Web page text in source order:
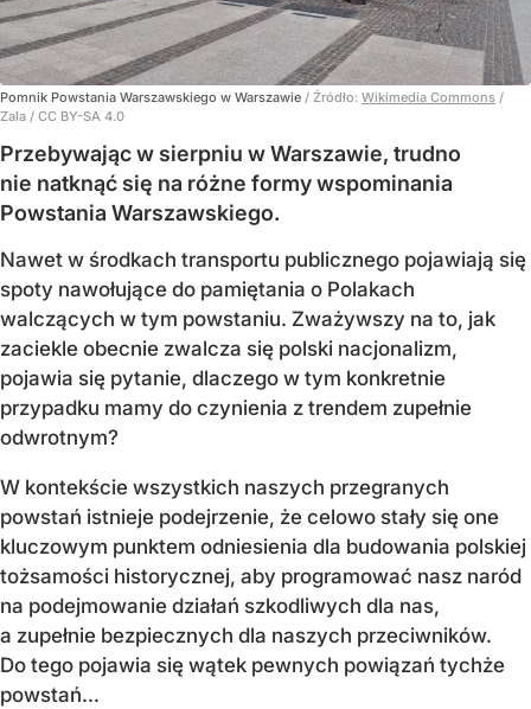
Pomnik Powstania Warszawskiego w Warszawie / Źródło: Wikimedia Commons /
Zala / CC BY-SA 4.0
Przebywając w sierpniu w Warszawie, trudno
nie natknąć się na różne formy wspominania
Powstania Warszawskiego.
Nawet w środkach transportu publicznego pojawiają się
spoty nawołujące do pamiętania o Polakach
walczących w tym powstaniu. Zważywszy na to, jak
zaciekle obecnie zwalcza się polski nacjonalizm,
pojawia się pytanie, dlaczego w tym konkretnie
przypadku mamy do czynienia z trendem zupełnie
odwrotnym?
W kontekście wszystkich naszych przegranych
powstań istnieje podejrzenie, że celowo stały się one
kluczowym punktem odniesienia dla budowania polskiej
tożsamości historycznej, aby programować nasz naród
na podejmowanie działań szkodliwych dla nas,
a zupełnie bezpiecznych dla naszych przeciwników.
Do tego pojawia się wątek pewnych powiązań tychże
powstań...